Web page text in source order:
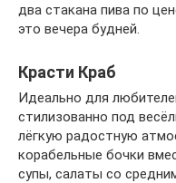
два стакана пива по
это вечера будней.
Красти Краб
Идеально для
стилизованно под
лёгкую радостную
корабельные бочки
супы, салаты со